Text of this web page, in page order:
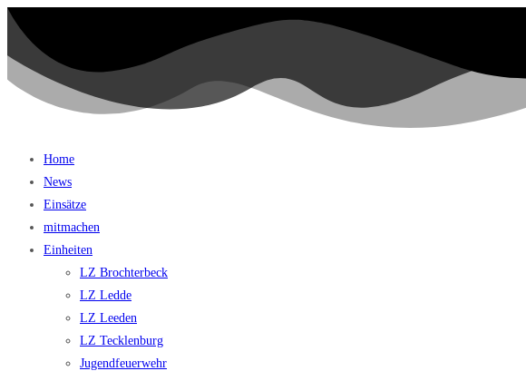
Home
News
Einsätze
mitmachen
Einheiten
LZ Brochterbeck
LZ Ledde
LZ Leeden
LZ Tecklenburg
Jugendfeuerwehr